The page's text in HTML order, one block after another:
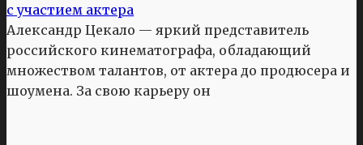
с участием актера
Александр Цекало — яркий представитель
российского кинематографа, обладающий
множеством талантов, от актера до продюсера и
шоумена. За свою карьеру он